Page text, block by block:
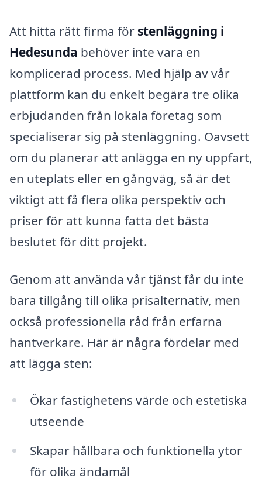
Att hitta rätt firma för stenläggning i
Hedesunda behöver inte vara en
komplicerad process. Med hjälp av vår
plattform kan du enkelt begära tre olika
erbjudanden från lokala företag som
specialiserar sig på stenläggning. Oavsett
om du planerar att anlägga en ny uppfart,
en uteplats eller en gångväg, så är det
viktigt att få flera olika perspektiv och
priser för att kunna fatta det bästa
beslutet för ditt projekt.
Genom att använda vår tjänst får du inte
bara tillgång till olika prisalternativ, men
också professionella råd från erfarna
hantverkare. Här är några fördelar med
att lägga sten:
Ökar fastighetens värde och estetiska
utseende
Skapar hållbara och funktionella ytor
för olika ändamål